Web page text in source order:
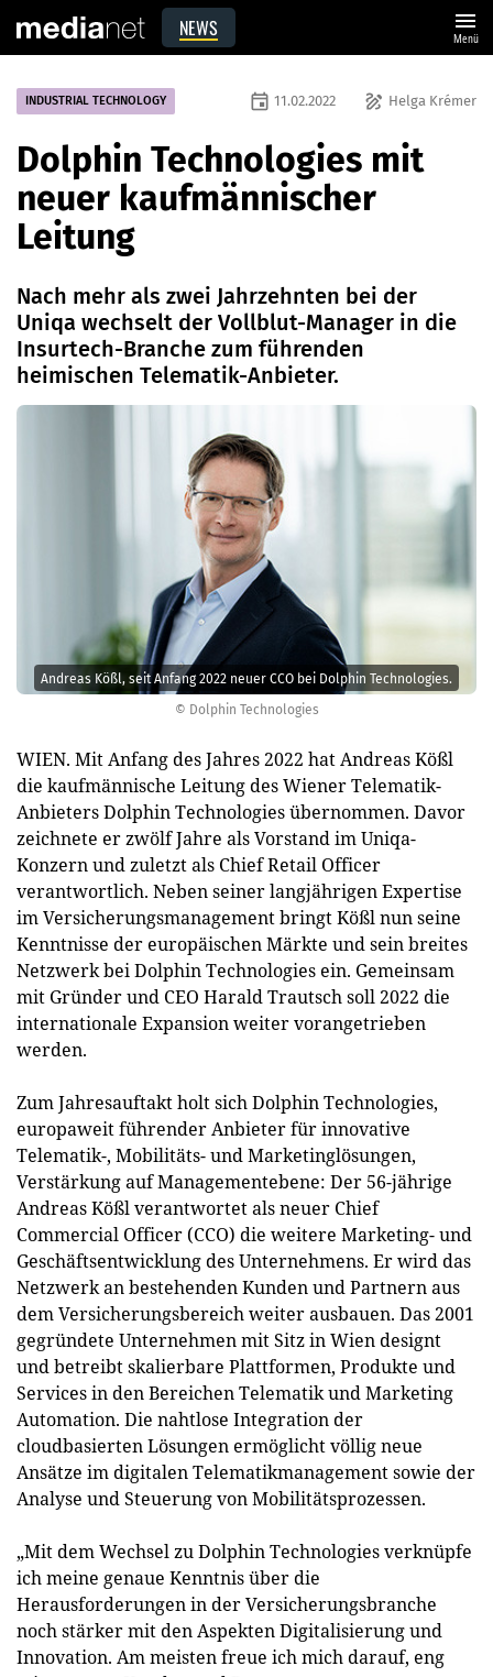
NEWS menu
Menü
© Dolphin Technologies
Andreas Kößl, seit Anfang 2022 neuer CCO bei Dolphin Technologies.
INDUSTRIAL TECHNOLOGY draw Helga Krémer
event 11.02.2022
Dolphin Technologies mit
neuer kaufmännischer
Leitung
Nach mehr als zwei Jahrzehnten bei der
Uniqa wechselt der Vollblut-Manager in die
Insurtech-Branche zum führenden
heimischen Telematik-Anbieter.
WIEN. Mit Anfang des Jahres 2022 hat Andreas Kößl
die kaufmännische Leitung des Wiener Telematik-
Anbieters Dolphin Technologies übernommen. Davor
zeichnete er zwölf Jahre als Vorstand im Uniqa-
Konzern und zuletzt als Chief Retail Officer
verantwortlich. Neben seiner langjährigen Expertise
im Versicherungsmanagement bringt Kößl nun seine
Kenntnisse der europäischen Märkte und sein breites
Netzwerk bei Dolphin Technologies ein. Gemeinsam
mit Gründer und CEO Harald Trautsch soll 2022 die
internationale Expansion weiter vorangetrieben
werden.
Zum Jahresauftakt holt sich Dolphin Technologies,
europaweit führender Anbieter für innovative
Telematik-, Mobilitäts- und Marketinglösungen,
Verstärkung auf Managementebene: Der 56-jährige
Andreas Kößl verantwortet als neuer Chief
Commercial Officer (CCO) die weitere Marketing- und
Geschäftsentwicklung des Unternehmens. Er wird das
Netzwerk an bestehenden Kunden und Partnern aus
dem Versicherungsbereich weiter ausbauen. Das 2001
gegründete Unternehmen mit Sitz in Wien designt
und betreibt skalierbare Plattformen, Produkte und
Services in den Bereichen Telematik und Marketing
Automation. Die nahtlose Integration der
cloudbasierten Lösungen ermöglicht völlig neue
Ansätze im digitalen Telematikmanagement sowie der
Analyse und Steuerung von Mobilitätsprozessen.
„Mit dem Wechsel zu Dolphin Technologies verknüpfe
ich meine genaue Kenntnis über die
Herausforderungen in der Versicherungsbranche
noch stärker mit den Aspekten Digitalisierung und
Innovation. Am meisten freue ich mich darauf, eng